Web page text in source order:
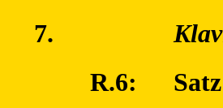
7.
R.6: